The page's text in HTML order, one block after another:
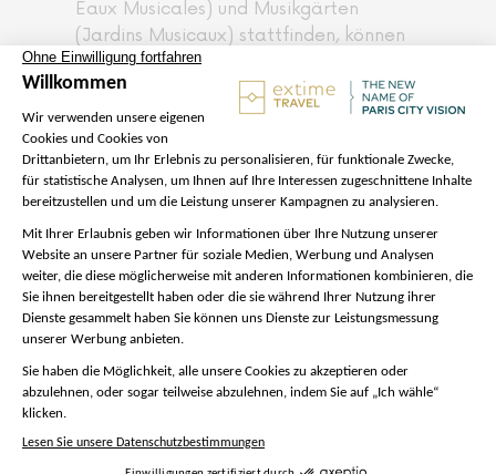
Eaux Musicales) und Musikgärten
(Jardins Musicaux) stattfinden, können
Sie sich genügend Zeit nehmen den
Versailler Garten mit seinen Statuen,
Skulpturen, Wasserbecken,
Springbrunnen, Blumenbeeten und
Wäldchen zu erkunden. Im Auftrag von
Ludwig XIV. legte André le Nôtre den
besonderen, großartigen Perspektive.
Palast von Versaille goldener Eingang
Bitte beachten:
herunterzuladen, die Ihnen Zugang
zu den Informationen verschafft,